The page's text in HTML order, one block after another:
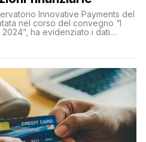
Innovative Payments del
nel corso del convegno “I
ha evidenziato i dati
relativamente alle